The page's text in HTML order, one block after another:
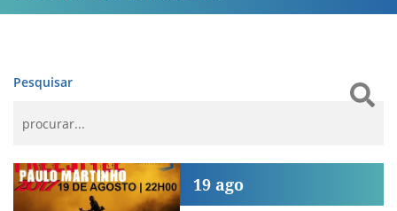
Pesquisar
Espetáculo de Freestyle
19 ago